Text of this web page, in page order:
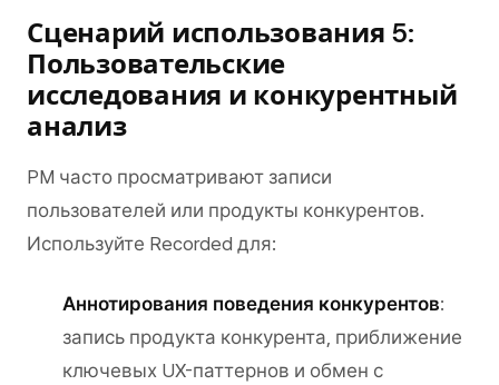
Сценарий использования 5:
Пользовательские
исследования и конкурентный
анализ
PM часто просматривают записи
пользователей или продукты конкурентов.
Используйте Recorded для:
Аннотирования поведения конкурентов:
запись продукта конкурента, приближение
ключевых UX-паттернов и обмен с